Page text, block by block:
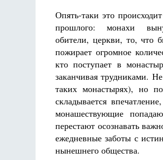
Опять-таки это
прошлого: монахи
обители, церкви, то, что
пожирает огромное
кто поступает в
заканчивая трудниками.
таких монастырях), но
складывается
монашествующие
перестают осознавать
ежедневные заботы с
нынешнего общества.